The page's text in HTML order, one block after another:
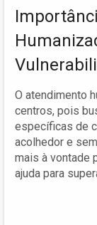
O atendimento
centros, pois
específicas de
acolhedor e
mais à vontade
ajuda para